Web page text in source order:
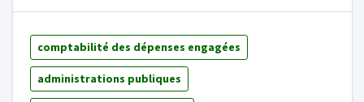
comptabilité des dépenses engagées
administrations publiques